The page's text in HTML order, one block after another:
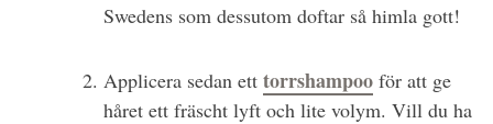
Swedens som dessutom doftar så himla gott!
Applicera sedan ett torrshampoo för att ge
håret ett fräscht lyft och lite volym. Vill du ha